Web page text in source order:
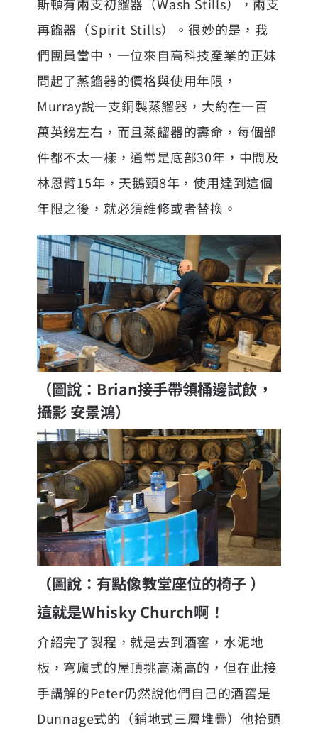
再餾器（Spirit Stills）。很妙的是，我
們團員當中，一位來自高科技產業的正妹
問起了蒸餾器的價格與使用年限，
Murray說一支銅製蒸餾器，大約在一百
萬英鎊左右，而且蒸餾器的壽命，每個部
件都不太一樣，通常是底部30年，中間及
林恩臂15年，天鵝頸8年，使用達到這個
年限之後，就必須維修或者替換。
（圖說：Brian接手帶領桶邊試飲，
攝影 安景鴻）
（圖說：有點像教堂座位的椅子 ）
這就是Whisky Church啊！
介紹完了製程，就是去到酒窖，水泥地
板，穹廬式的屋頂挑高滿高的，但在此接
手講解的Peter仍然說他們自己的酒窖是
Dunnage式的（鋪地式三層堆疊）他抬頭